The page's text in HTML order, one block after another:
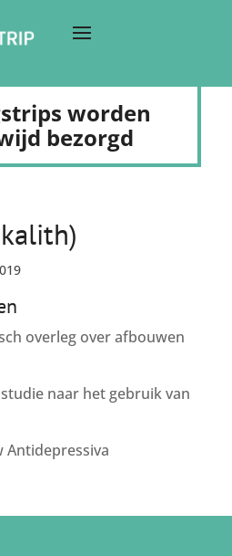
worden
bezorgd
overleg over afbouwen
naar het gebruik van
Antidepressiva